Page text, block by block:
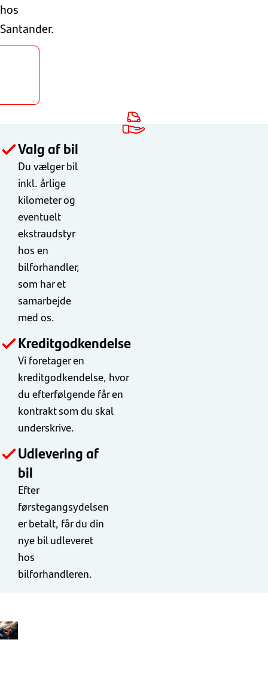
hos
Santander.
Valg af bil
Du vælger bil
inkl. årlige
kilometer og
eventuelt
ekstraudstyr
hos en
bilforhandler,
som har et
samarbejde
med os.
Kreditgodkendelse
Vi foretager en
kreditgodkendelse, hvor
du efterfølgende får en
kontrakt som du skal
underskrive.
Udlevering af
bil
Efter
førstegangsydelsen
er betalt, får du din
nye bil udleveret
hos
bilforhandleren.